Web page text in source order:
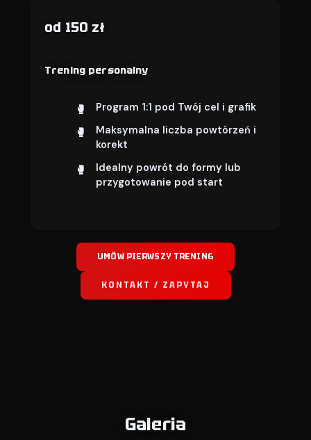
od 150 zł
Trening personalny
Program 1:1 pod Twój cel i grafik
Maksymalna liczba powtórzeń i
korekt
Idealny powrót do formy lub
przygotowanie pod start
UMÓW PIERWSZY TRENING
KONTAKT / ZAPYTAJ
Galeria